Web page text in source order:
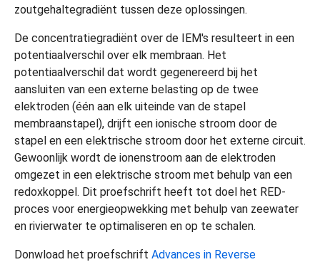
zoutgehaltegradiënt tussen deze oplossingen.
De concentratiegradiënt over de IEM's resulteert in een
potentiaalverschil over elk membraan. Het
potentiaalverschil dat wordt gegenereerd bij het
aansluiten van een externe belasting op de twee
elektroden (één aan elk uiteinde van de stapel
membraanstapel), drijft een ionische stroom door de
stapel en een elektrische stroom door het externe circuit.
Gewoonlijk wordt de ionenstroom aan de elektroden
omgezet in een elektrische stroom met behulp van een
redoxkoppel. Dit proefschrift heeft tot doel het RED-
proces voor energieopwekking met behulp van zeewater
en rivierwater te optimaliseren en op te schalen.
Donwload het proefschrift Advances in Reverse